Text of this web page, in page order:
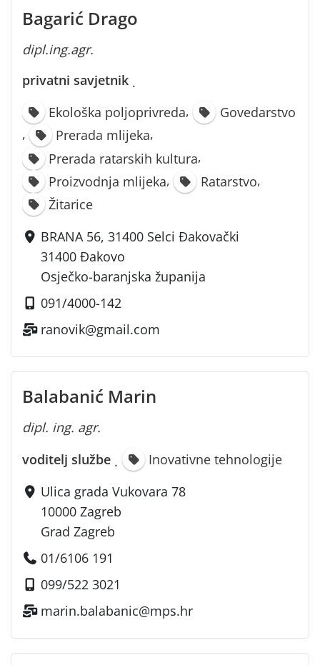
Bagarić Drago
dipl.ing.agr.
privatni savjetnik ·
Ekološka poljoprivreda,
Govedarstvo
,
Prerada mlijeka,
Prerada ratarskih kultura,
Proizvodnja mlijeka, Ratarstvo,
Žitarice
BRANA 56, 31400 Selci Đakovački
31400 Đakovo
Osječko-baranjska županija
091/4000-142
ranovik@gmail.com
Balabanić Marin
dipl. ing. agr.
voditelj službe ·
Inovativne tehnologije
Ulica grada Vukovara 78
10000 Zagreb
Grad Zagreb
01/6106 191
099/522 3021
marin.balabanic@mps.hr